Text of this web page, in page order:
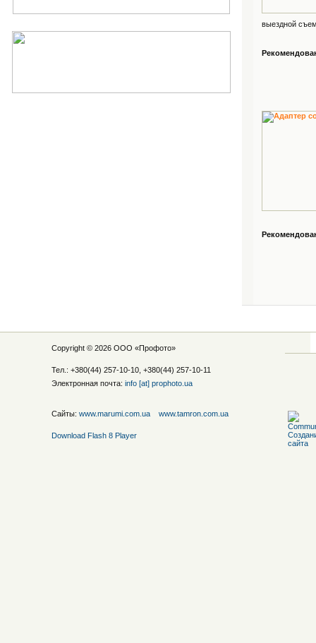
выездной
Copyright © 2026 ООО «Профото»
Тел.: +380(44) 257-10-10, +380(44) 257-10-11
Электронная почта: info [at] prophoto.ua
Сайты: www.marumi.com.ua www.tamron.com.ua
Download Flash 8 Player